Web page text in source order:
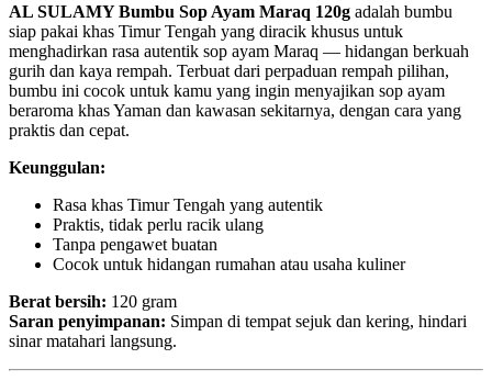
AL SULAMY Bumbu Sop Ayam Maraq 120g adalah bumbu
siap pakai khas Timur Tengah yang diracik khusus untuk
menghadirkan rasa autentik sop ayam Maraq — hidangan berkuah
gurih dan kaya rempah. Terbuat dari perpaduan rempah pilihan,
bumbu ini cocok untuk kamu yang ingin menyajikan sop ayam
beraroma khas Yaman dan kawasan sekitarnya, dengan cara yang
praktis dan cepat.
Keunggulan:
Rasa khas Timur Tengah yang autentik
Praktis, tidak perlu racik ulang
Tanpa pengawet buatan
Cocok untuk hidangan rumahan atau usaha kuliner
Berat bersih: 120 gram
Saran penyimpanan: Simpan di tempat sejuk dan kering, hindari
sinar matahari langsung.